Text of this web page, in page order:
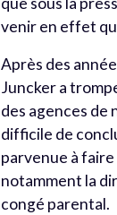
venir en effet
Après des
Juncker a
des agences
difficile de
parvenue à
notamment la
congé parental.